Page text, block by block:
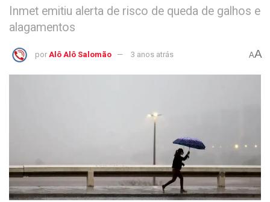
Inmet emitiu alerta de risco de queda de galhos e
alagamentos
por Alô Alô Salomão 3 anos atrás AA